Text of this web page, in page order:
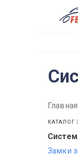
Главная
КАТАЛОГ
Замки
2019